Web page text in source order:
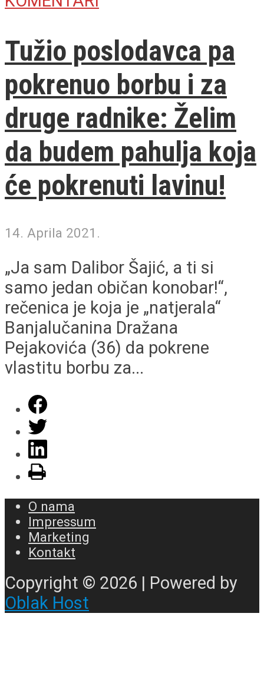
Tužio poslodavca pa
pokrenuo borbu i za
druge radnike: Želim
da budem pahulja koja
će pokrenuti lavinu!
14. Aprila 2021.
„Ja sam Dalibor Šajić, a ti si
samo jedan običan konobar!“,
rečenica je koja je „natjerala“
Banjalučanina Dražana
Pejakovića (36) da pokrene
vlastitu borbu za...
O nama
Impressum
Marketing
Kontakt
Copyright © 2026 | Powered by
Oblak Host